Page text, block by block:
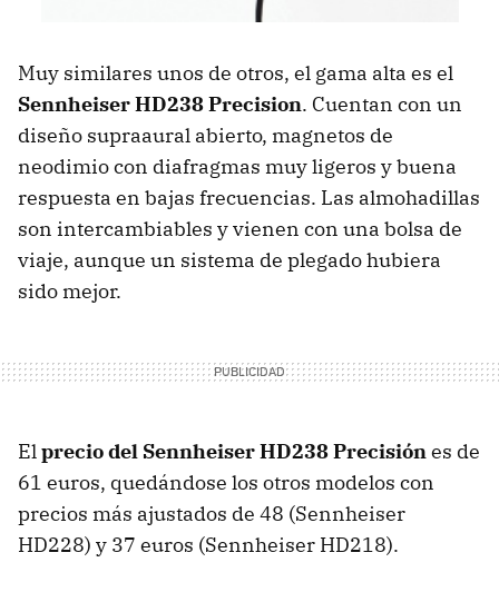
Muy similares unos de otros, el gama alta es el
Sennheiser HD238 Precision. Cuentan con un
diseño supraaural abierto, magnetos de
neodimio con diafragmas muy ligeros y buena
respuesta en bajas frecuencias. Las almohadillas
son intercambiables y vienen con una bolsa de
viaje, aunque un sistema de plegado hubiera
sido mejor.
Elprecio del Sennheiser HD238 Precisiónes de
61 euros, quedándose los otros modelos con
precios más ajustados de 48 (Sennheiser
HD228) y 37 euros (Sennheiser HD218).